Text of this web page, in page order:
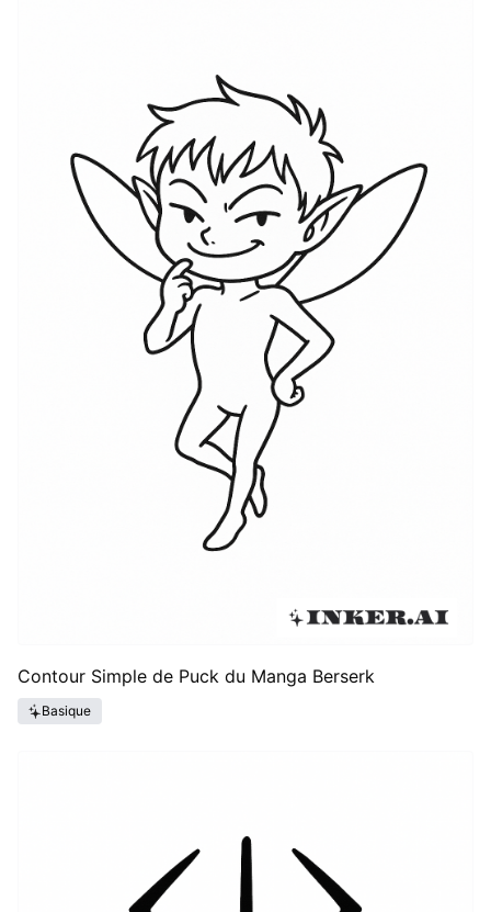
Contour Simple de Puck du Manga Berserk
Basique